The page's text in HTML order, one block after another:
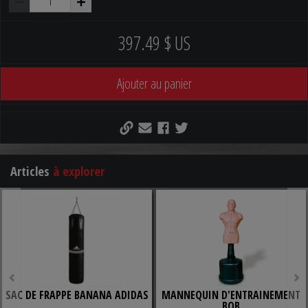
VEUILLEZ NOTER que des frais supplémentaires peuvent être
applicables pour l'expédition de cet article. Nous communiquerons
avec vous pour finaliser la transaction.
397.49 $ US
Ajouter au panier
Articles à explorer
SAC DE FRAPPE BANANA ADIDAS MANNEQUIN D'ENTRAINEMENT